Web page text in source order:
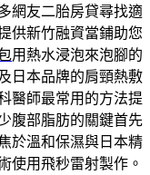
網友二胎房貸尋找適
供新竹融資當鋪助您
用熱水浸泡來泡腳的
日本品牌的肩頸熱敷
醫師最常用的方法提
腹部脂肪的關鍵首先
於溫和保濕與日本精
使用飛秒雷射製作。